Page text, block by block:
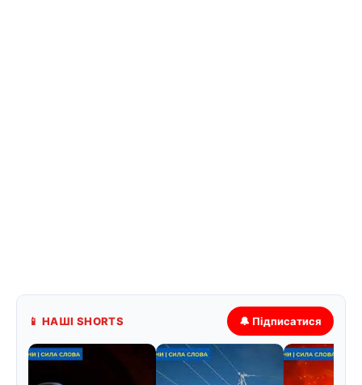
📱 НАШІ SHORTS 🔔 Підписатися